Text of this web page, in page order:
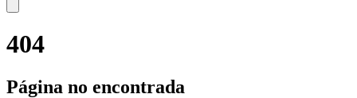
404
Página no encontrada